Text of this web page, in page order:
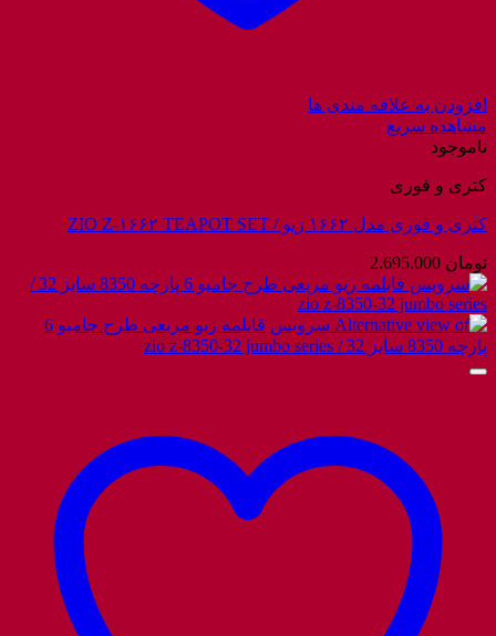
افزودن به علاقه مندی ها
مشاهده سریع
ناموجود
کتری و قوری
کتری و قوری مدل ۱۶۶۲ زیو / ZIO Z-۱۶۶۲ TEAPOT SET
تومان